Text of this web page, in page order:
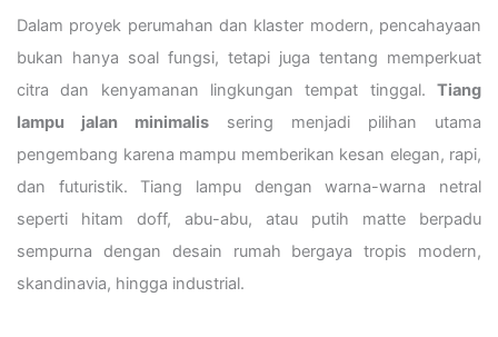
Dalam proyek perumahan dan klaster modern, pencahayaan
bukan hanya soal fungsi, tetapi juga tentang memperkuat
citra dan kenyamanan lingkungan tempat tinggal. Tiang
lampu jalan minimalis sering menjadi pilihan utama
pengembang karena mampu memberikan kesan elegan, rapi,
dan futuristik. Tiang lampu dengan warna-warna netral
seperti hitam doff, abu-abu, atau putih matte berpadu
sempurna dengan desain rumah bergaya tropis modern,
skandinavia, hingga industrial.